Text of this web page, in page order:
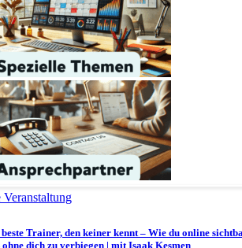
Veranstaltung
Trainer, den keiner kennt – Wie du online
dich zu verbiegen | mit Isaak Kesmen